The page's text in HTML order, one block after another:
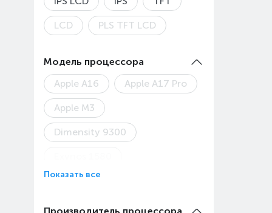
LCD PLS TFT LCD
Модель процессора
Apple A16
Apple A17 Pro
Apple M3
Dimensity 9300
HiSilicon Kirin T80
Показать все